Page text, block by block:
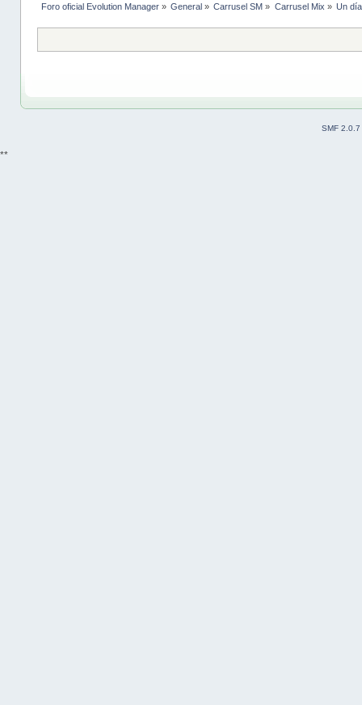
Foro oficial Evolution Manager» General » Carrusel SM » Carrusel Mix » Un
SMF 2.0.7
**